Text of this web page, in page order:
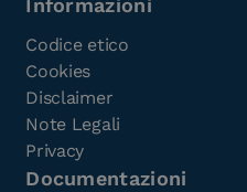
Informazioni
Codice etico
Cookies
Disclaimer
Note Legali
Privacy
Documentazioni